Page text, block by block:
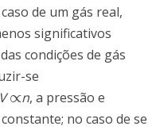
de um gás real,
significativos
condições de gás
se
V ∝
∝ n, a pressão e
no caso de se